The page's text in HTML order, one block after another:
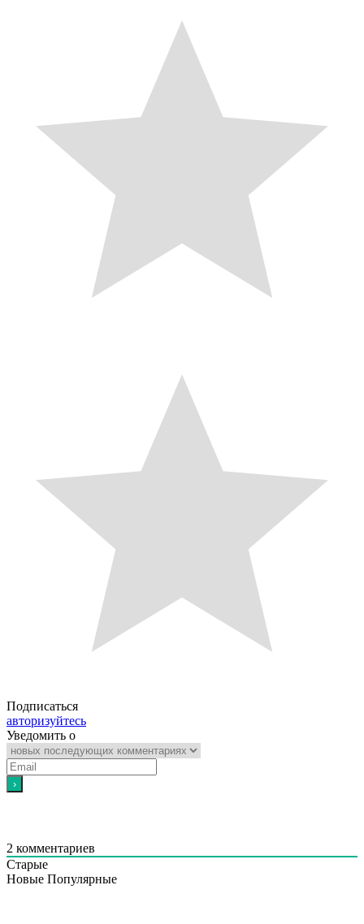
Подписаться
авторизуйтесь
Уведомить о
2 комментариев
Старые
Новые Популярные